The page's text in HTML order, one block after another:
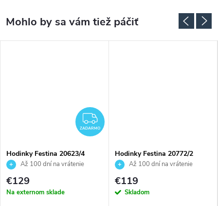
ZADARMO
ZADARMO
Hodinky Festina 20623/4
Až 100 dní na vrátenie
tovaru. Autorizovaný predajca.
€129
Na externom sklade
Hodinky Festina 20772/2
Až 100 dní na vrátenie
tovaru. Autorizovaný predajca.
€119
Skladom